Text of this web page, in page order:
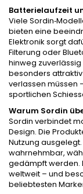
Batterielaufzeit
Viele
bieten eine
Elektronik sorgt
Filterung oder
hinweg
besonders
verlassen müssen
sportlichen
Warum Sordin
Sordin verbindet
Design. Die
Nutzung
wahrnehmbar,
gedämpft werden.
weltweit – und
beliebtesten